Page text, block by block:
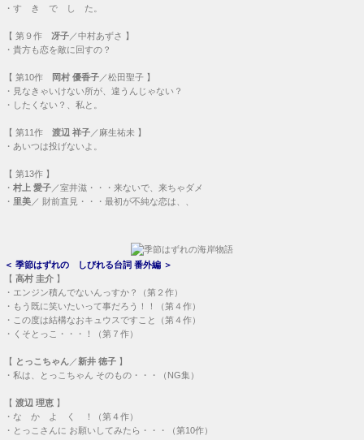
・ す き で し た。
【 第９作 冴子 ／中村あずさ 】
・ 貴方も恋を敵に回すの？
【 第10作 岡村 優香子 ／松田聖子 】
・ 見なきゃいけない所が、違うんじゃない？
・ したくない？、私と。
【 第11作 渡辺 祥子 ／麻生祐未 】
・ あいつは投げないよ。
【 第13作 】
・ 村上 愛子 ／室井滋・・・ 来ないで、来ちゃダメ
・ 里美 ／ 財前直見・・・ 最初が不純な恋は、、
＜ 季節はずれの しびれる台詞 番外編 ＞
【 高村 圭介 】
・ エンジン積んでないんっすか？（第２作）
・ もう既に笑いたいって事だろう！！（第４作）
・ この度は結構なおキュウスですこと（第４作）
・ くそとっこ・・・！（第７作）
【 とっこちゃん ／新井 徳子 】
・ 私は、とっこちゃん そのもの・・・（NG集）
【 渡辺 理恵 】
・ な か よ く ！（第４作）
・ とっこさんに お願いしてみたら・・・（第10作）